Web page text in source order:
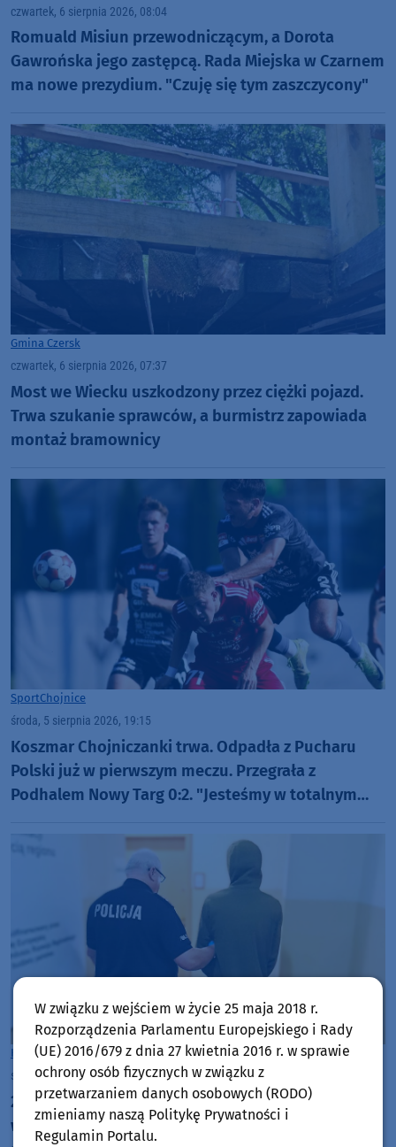
czwartek, 6 sierpnia 2026, 08:04
Romuald Misiun przewodniczącym, a Dorota
Gawrońska jego zastępcą. Rada Miejska w Czarnem
ma nowe prezydium. "Czuję się tym zaszczycony"
Gmina Czersk
czwartek, 6 sierpnia 2026, 07:37
Most we Wiecku uszkodzony przez ciężki pojazd.
Trwa szukanie sprawców, a burmistrz zapowiada
montaż bramownicy
SportChojnice
środa, 5 sierpnia 2026, 19:15
Koszmar Chojniczanki trwa. Odpadła z Pucharu
Polski już w pierwszym meczu. Przegrała z
Podhalem Nowy Targ 0:2. "Jesteśmy w totalnym
Kościerzyna
środa, 5 sierpnia 2026, 16:19
22-latek w Kościerzynie okradał automaty i
wrzutomaty. Mężczyzna trafił na trzy miesiące do
W związku z wejściem w życie 25 maja 2018 r.
Rozporządzenia Parlamentu Europejskiego i Rady
(UE) 2016/679 z dnia 27 kwietnia 2016 r. w sprawie
ochrony osób fizycznych w związku z
przetwarzaniem danych osobowych (RODO)
zmieniamy naszą Politykę Prywatności i
Regulamin Portalu.